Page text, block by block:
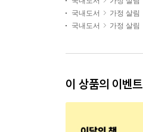
국내도서
가정 살림
국내도서
가정 살림
이 상품의 이벤트